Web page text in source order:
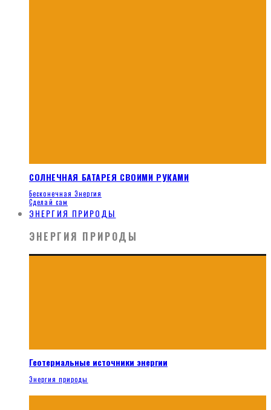
СОЛНЕЧНАЯ БАТАРЕЯ СВОИМИ РУКАМИ
Бесконечная Энергия
Сделай сам
ЭНЕРГИЯ ПРИРОДЫ
ЭНЕРГИЯ ПРИРОДЫ
Геотермальные источники энергии
Энергия природы